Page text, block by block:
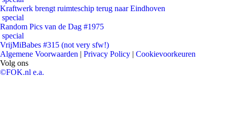
Kraftwerk brengt ruimteschip terug naar Eindhoven
special
Random Pics van de Dag #1975
special
VrijMiBabes #315 (not very sfw!)
Algemene Voorwaarden | Privacy Policy | Cookievoorkeuren
Volg ons
©FOK.nl e.a.